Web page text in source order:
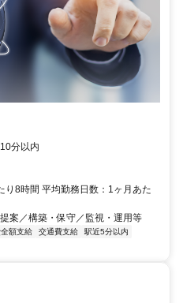
分以内
り8時間 平均勤務日数：1ヶ月あた
案／構築・保守／監視・運用等
額支給 交通費支給
駅近5分以内